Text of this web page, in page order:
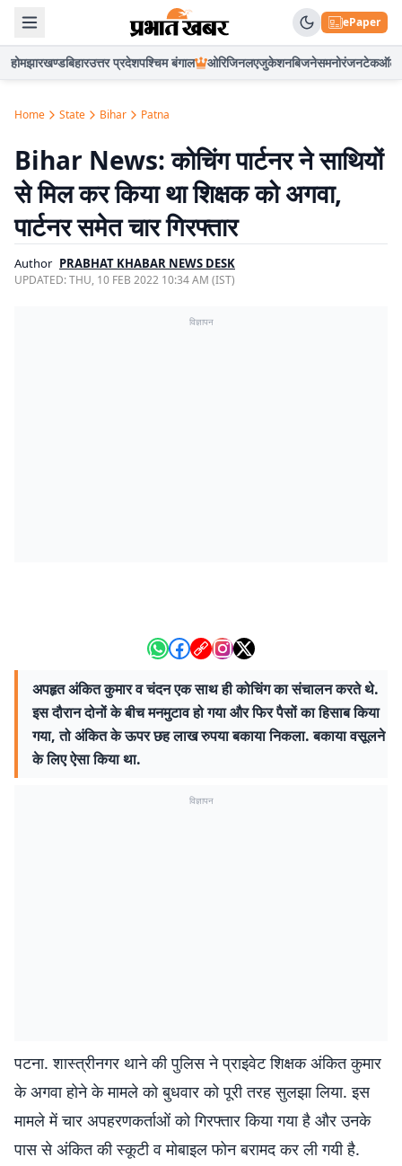
ePaper
होमझारखण्डबिहारउत्तर प्रदेशपश्चिम बंगाल ओरिजिनलएजुकेशनबिजनेसमनोरंजनटेकऑटो
Home State Bihar Patna
Bihar News: कोचिंग पार्टनर ने साथियों
से मिल कर किया था शिक्षक को अगवा,
पार्टनर समेत चार गिरफ्तार
Author PRABHAT KHABAR NEWS DESK
UPDATED:THU, 10 FEB 2022 10:34 AM (IST)
विज्ञापन
अपहृत अंकित कुमार व चंदन एक साथ ही कोचिंग का संचालन करते थे.
इस दौरान दोनों के बीच मनमुटाव हो गया और फिर पैसों का हिसाब किया
गया, तो अंकित के ऊपर छह लाख रुपया बकाया निकला. बकाया वसूलने
के लिए ऐसा किया था.
विज्ञापन
पटना. शास्त्रीनगर थाने की पुलिस ने प्राइवेट शिक्षक अंकित कुमार
के अगवा होने के मामले को बुधवार को पूरी तरह सुलझा लिया. इस
मामले में चार अपहरणकर्ताओं को गिरफ्तार किया गया है और उनके
पास से अंकित की स्कूटी व मोबाइल फोन बरामद कर ली गयी है.